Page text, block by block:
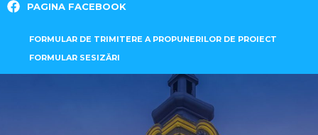
PAGINA FACEBOOK
FORMULAR DE TRIMITERE A PROPUNERILOR DE PROIECT
FORMULAR SESIZĂRI